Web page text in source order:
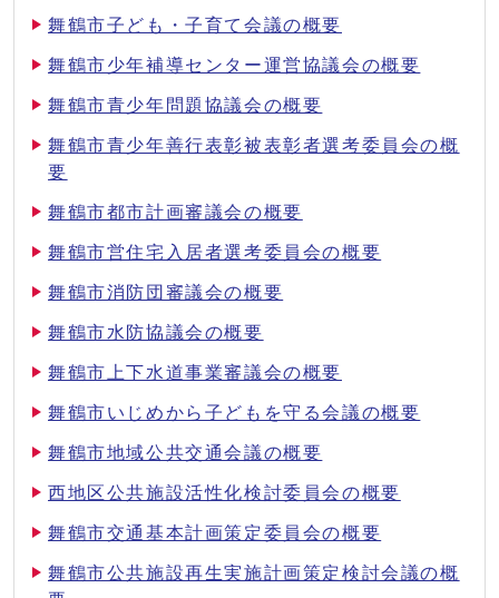
舞鶴市子ども・子育て会議の概要
舞鶴市少年補導センター運営協議会の概要
舞鶴市青少年問題協議会の概要
舞鶴市青少年善行表彰被表彰者選考委員会の概
要
舞鶴市都市計画審議会の概要
舞鶴市営住宅入居者選考委員会の概要
舞鶴市消防団審議会の概要
舞鶴市水防協議会の概要
舞鶴市上下水道事業審議会の概要
舞鶴市いじめから子どもを守る会議の概要
舞鶴市地域公共交通会議の概要
西地区公共施設活性化検討委員会の概要
舞鶴市交通基本計画策定委員会の概要
舞鶴市公共施設再生実施計画策定検討会議の概